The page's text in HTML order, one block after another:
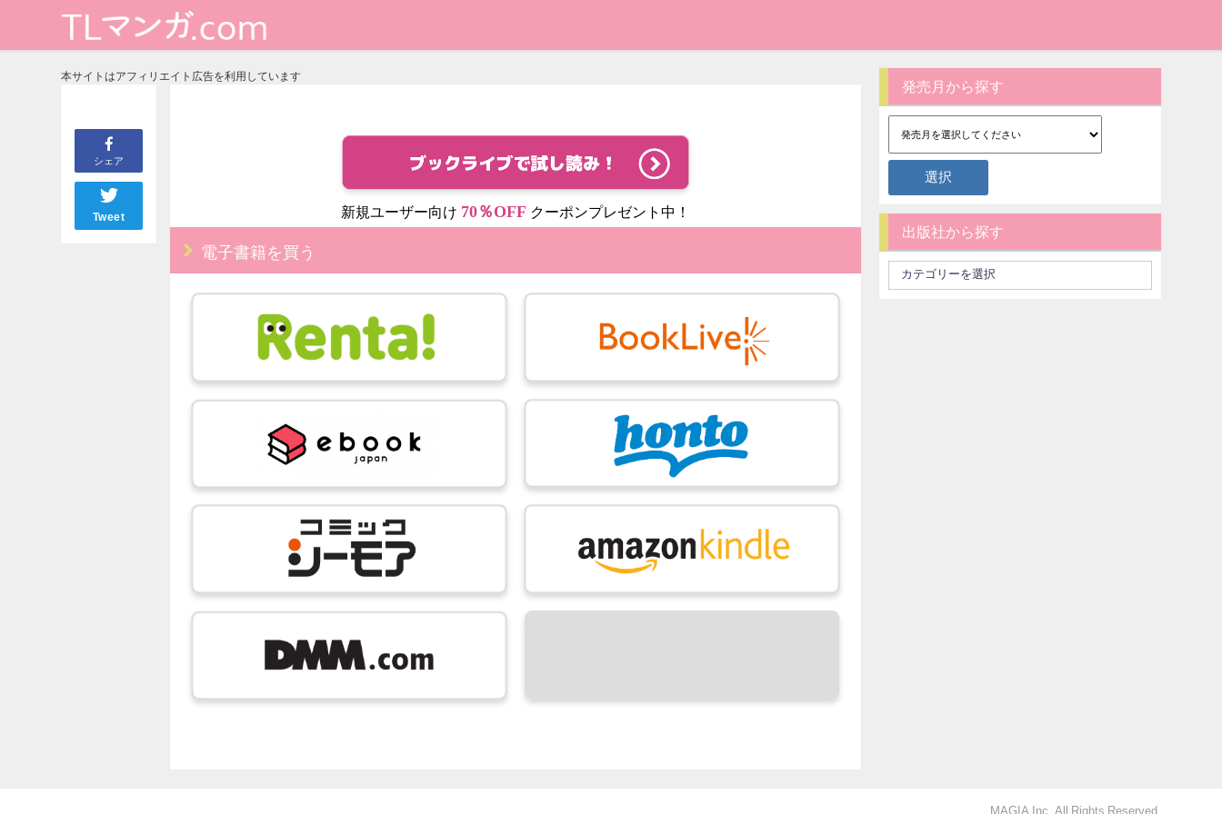
本サイトはアフィリエイト広告を利用しています
シェア
Tweet 新規ユーザー向け 70％OFF クーポンプレゼント中！
電子書籍を買う
発売月から探す
出版社から探す
MAGIA Inc. All Rights Reserved.